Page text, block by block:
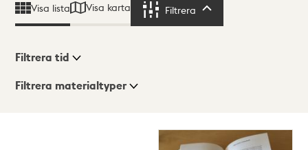
Visa lista Visa karta Filtrera
Visningsläge
Filtrera tid
Filtrera materialtyper